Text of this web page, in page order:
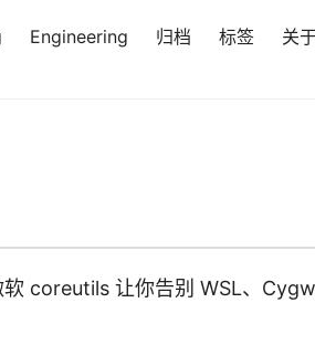
Engineering 归档 标签 关
coreutils 让你告别 WSL、